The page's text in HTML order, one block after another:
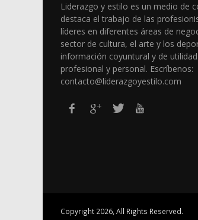
Liderazgo y estilo es un medio de
destaca el trabajo de las
líderes en diferentes áreas de
sector de cultura, el arte y los
información coyuntural y de
profesional y personal. Escríbenos:
contacto@liderazgoyestilo.com
Copyright 2026, All Rights Reserved.